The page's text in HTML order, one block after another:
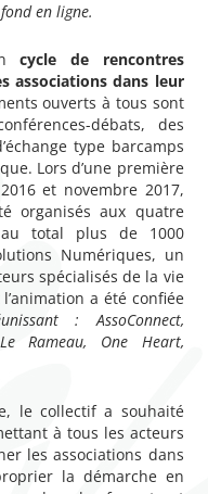
en ligne.
cycle de rencontres
associations dans leur
ouverts à tous sont
débats, des
type barcamps
Lors d’une première
et novembre 2017,
organisés aux quatre
total plus de 1000
Numériques, un
spécialisés de la vie
a été confiée
: AssoConnect,
Rameau, One Heart,
le collectif a souhaité
à tous les acteurs
les associations dans
la démarche en